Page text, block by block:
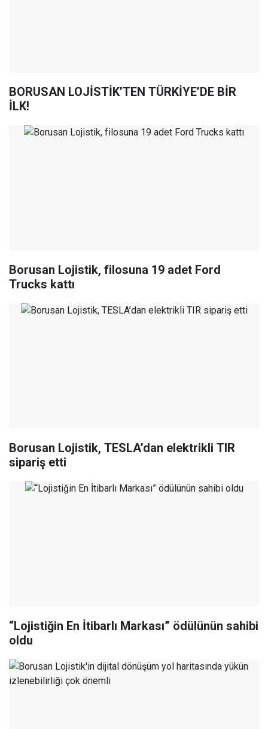
BORUSAN LOJİSTİK’TEN TÜRKİYE’DE BİR
İLK!
Borusan Lojistik, filosuna 19 adet Ford
Trucks kattı
Borusan Lojistik, TESLA’dan elektrikli TIR
sipariş etti
“Lojistiğin En İtibarlı Markası” ödülünün sahibi
oldu